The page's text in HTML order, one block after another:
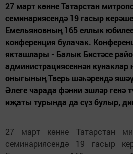
27 март көнне Татарстан
семинариясендә 19 гасыр
Емельяновның 165 еллык
конференция булачак.
якташлары - Балык Бистәсе
администрациясеннән
оныгының Тверь шәһәрендә
Әлеге чарада фәнни эшләр генә
иҗаты турында да сүз булыр,
27 март көнне Татарстан
семинариясендә 19 гасыр